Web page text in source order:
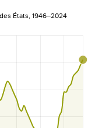
États, 1946–2024